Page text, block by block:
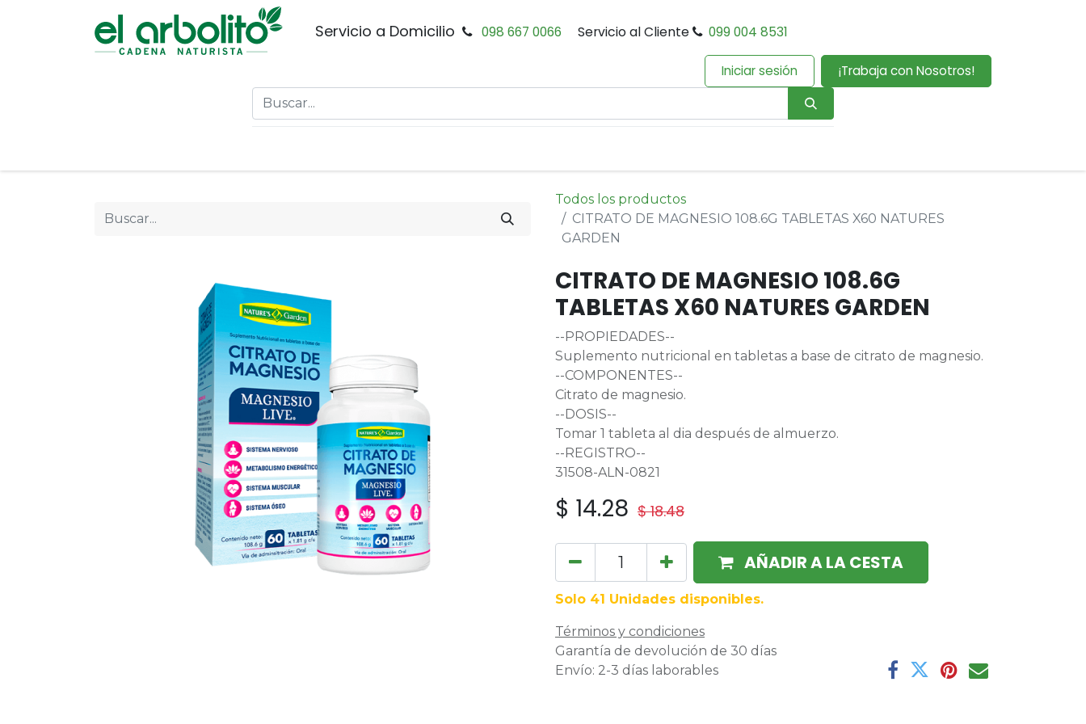
Servicio a Domicilio 098 667 0066 Servicio al Cliente 099 004 8531
Iniciar sesión ¡Trabaja con Nosotros!
Todos los productos
CITRATO DE MAGNESIO 108.6G TABLETAS X60 NATURES
GARDEN
CITRATO DE MAGNESIO 108.6G
TABLETAS X60 NATURES GARDEN
--PROPIEDADES--
Suplemento nutricional en tabletas a base de citrato de magnesio.
--COMPONENTES--
Citrato de magnesio.
--DOSIS--
Tomar 1 tableta al dia después de almuerzo.
--REGISTRO--
31508-ALN-0821
$ 14.28 $18.48
AÑADIR A LA CESTA
Solo 41 Unidades disponibles.
Términos y condiciones
Garantía de devolución de 30 días
Envío: 2-3 días laborables